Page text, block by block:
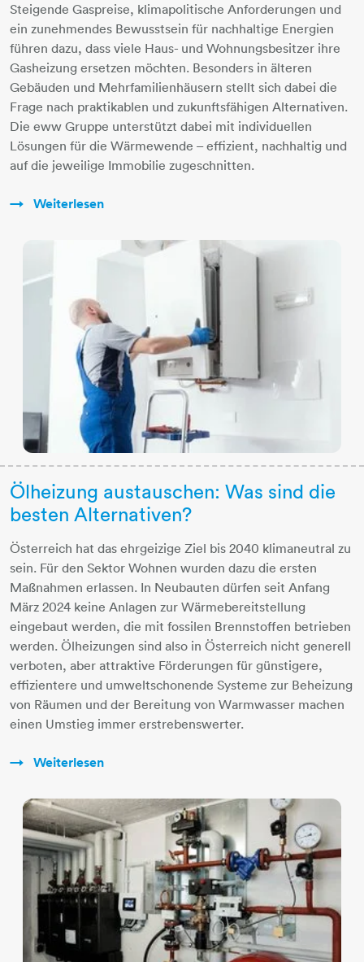
Steigende Gaspreise, klimapolitische Anforderungen und
ein zunehmendes Bewusstsein für nachhaltige Energien
führen dazu, dass viele Haus- und Wohnungsbesitzer ihre
Gasheizung ersetzen möchten. Besonders in älteren
Gebäuden und Mehrfamilienhäusern stellt sich dabei die
Frage nach praktikablen und zukunftsfähigen Alternativen.
Die eww Gruppe unterstützt dabei mit individuellen
Lösungen für die Wärmewende – effizient, nachhaltig und
auf die jeweilige Immobilie zugeschnitten.
Weiterlesen
Ölheizung austauschen: Was sind die
besten Alternativen?
Österreich hat das ehrgeizige Ziel bis 2040 klimaneutral zu
sein. Für den Sektor Wohnen wurden dazu die ersten
Maßnahmen erlassen. In Neubauten dürfen seit Anfang
März 2024 keine Anlagen zur Wärmebereitstellung
eingebaut werden, die mit fossilen Brennstoffen betrieben
werden. Ölheizungen sind also in Österreich nicht generell
verboten, aber attraktive Förderungen für günstigere,
effizientere und umweltschonende Systeme zur Beheizung
von Räumen und der Bereitung von Warmwasser machen
einen Umstieg immer erstrebenswerter.
Weiterlesen